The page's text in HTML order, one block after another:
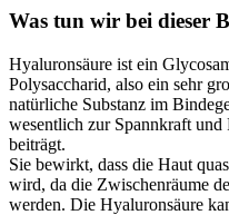
Was tun wir bei dieser
Hyaluronsäure ist ein
Polysaccharid, also ein sehr
natürliche Substanz im
wesentlich zur Spannkraft
beiträgt.
Sie bewirkt, dass die Haut
wird, da die Zwischenräume
werden. Die Hyaluronsäure